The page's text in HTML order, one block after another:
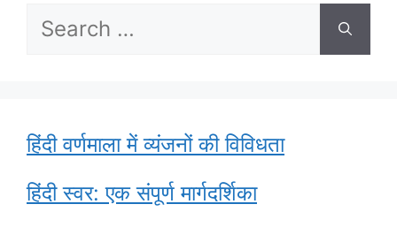
Search
हिंदी वर्णमाला में व्यंजनों की विविधता
हिंदी स्वर: एक संपूर्ण मार्गदर्शिका